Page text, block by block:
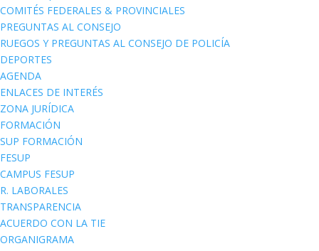
COMITÉS FEDERALES & PROVINCIALES
PREGUNTAS AL CONSEJO
RUEGOS Y PREGUNTAS AL CONSEJO DE POLICÍA
DEPORTES
AGENDA
ENLACES DE INTERÉS
ZONA JURÍDICA
FORMACIÓN
SUP FORMACIÓN
FESUP
CAMPUS FESUP
R. LABORALES
TRANSPARENCIA
ACUERDO CON LA TIE
ORGANIGRAMA